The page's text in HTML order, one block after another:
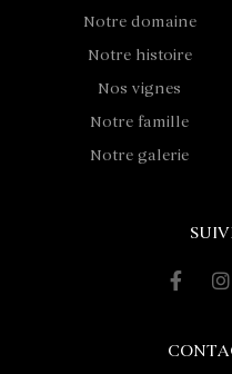
Notre domaine
Notre histoire
Nos vignes
Notre famille
Notre galerie